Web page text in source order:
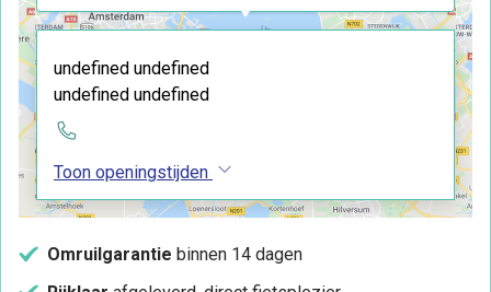
undefined undefined
undefined undefined
Toon openingstijden
Omruilgarantie binnen 14 dagen